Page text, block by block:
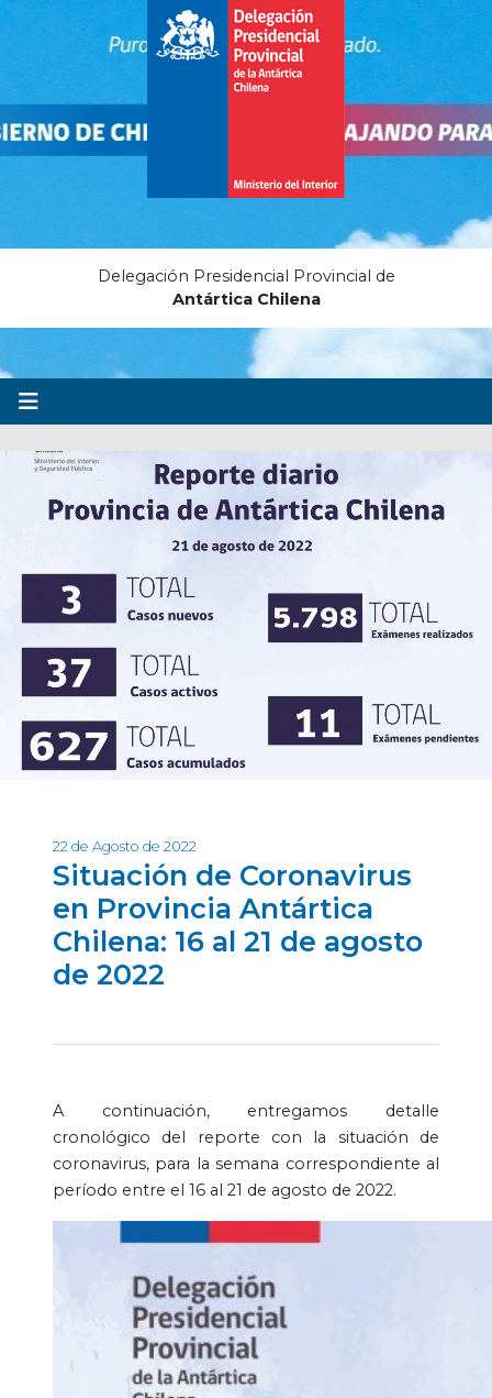
Delegación Presidencial Provincial de
Antártica Chilena
22 de Agosto de 2022
Situación de Coronavirus
en Provincia Antártica
Chilena: 16 al 21 de agosto
de 2022
A continuación, entregamos detalle
cronológico del reporte con la situación de
coronavirus, para la semana correspondiente al
período entre el 16 al 21 de agosto de 2022.